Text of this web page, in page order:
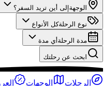
الوجهة إلى أين تريد السفر؟
نوع الرحلةكل الأنواع
مدة الرحلة أي مدة
ابحث عن رحلتك
الرحلات الوجهات